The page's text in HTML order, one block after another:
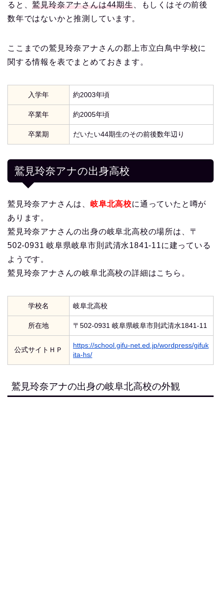
ると、鷲見玲奈アナさんは44期生、もしくはその前後
数年ではないかと推測しています。
ここまでの鷲見玲奈アナさんの郡上市立白鳥中学校に
関する情報を表でまとめておきます。
入学年 約2003年頃
卒業年 約2005年頃
卒業期 だいたい44期生のその前後数年辺り
鷲見玲奈アナの出身高校
鷲見玲奈アナさんは、 岐阜北高校に通っていたと噂が
あります。
鷲見玲奈アナさんの出身の岐阜北高校の場所は、〒
502-0931 岐阜県岐阜市則武清水1841-11に建っている
ようです。
鷲見玲奈アナさんの岐阜北高校の詳細はこちら。
学校名 岐阜北高校
所在地 〒502-0931 岐阜県岐阜市則武清水1841-11
公式サイトＨＰ
https://school.gifu-net.ed.jp/wordpress/gifuk
ita-hs/
鷲見玲奈アナの出身の岐阜北高校の外観